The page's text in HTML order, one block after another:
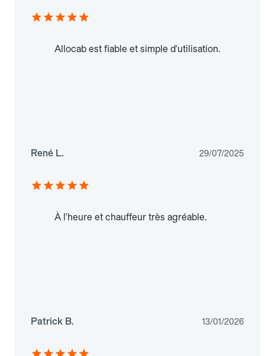
Allocab est fiable et simple d'utilisation.
René L. 29/07/2025
À l'heure et chauffeur très agréable.
Patrick B. 13/01/2026